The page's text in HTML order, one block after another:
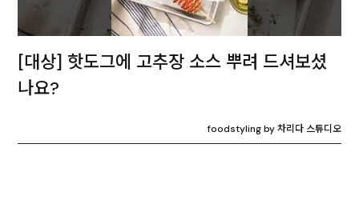
[대상] 핫도그에 고추장 소스 뿌려 드셔보셨
나요?
foodstyling by 차리다 스튜디오